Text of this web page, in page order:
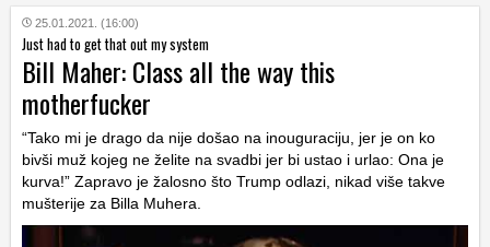
25.01.2021. (16:00)
Just had to get that out my system
Bill Maher: Class all the way this
motherfucker
“Tako mi je drago da nije došao na inouguraciju, jer je on ko
bivši muž kojeg ne želite na svadbi jer bi ustao i urlao: Ona je
kurva!” Zapravo je žalosno što Trump odlazi, nikad više takve
mušterije za Billa Muhera.